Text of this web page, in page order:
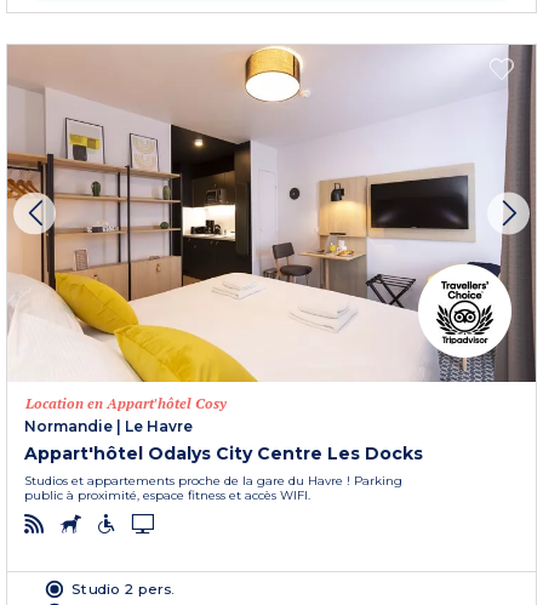
Location en Appart'hôtel Cosy
Normandie | Le Havre
Appart'hôtel Odalys City Centre Les Docks
Studios et appartements proche de la gare du Havre ! Parking
public à proximité, espace fitness et accès WIFI.
Studio 2 pers.